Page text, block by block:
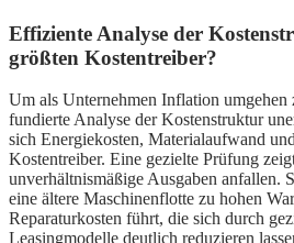
Effiziente Analyse der
größten Kostentreiber?
Um als Unternehmen Inflation umgehen
fundierte Analyse der Kostenstruktur
sich Energiekosten, Materialaufwand
Kostentreiber. Eine gezielte Prüfung
unverhältnismäßige Ausgaben anfallen.
eine ältere Maschinenflotte zu hohen
Reparaturkosten führt, die sich durch
Leasingmodelle deutlich reduzieren